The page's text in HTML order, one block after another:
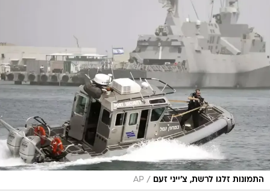
התמונות זלגו לרשת, צ'ייני זעם /
AP